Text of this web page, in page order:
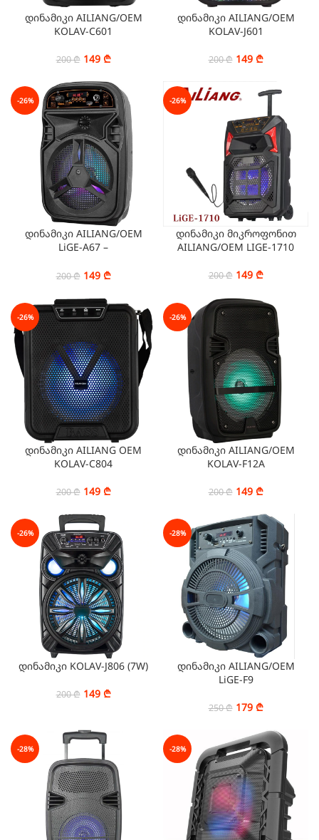
დინამიკი AILIANG/OEM
KOLAV-C601
200₾ 149 ₾
დინამიკი AILIANG/OEM
KOLAV-J601
200₾ 149 ₾
-26%
დინამიკი AILIANG/OEM
LiGE-A67 –
X
200₾ 149 ₾
-26%
დინამიკი მიკროფონით
AILIANG/OEM LIGE-1710
200₾ 149 ₾
-26%
დინამიკი AILIANG OEM
KOLAV-C804
200₾ 149 ₾
-26%
დინამიკი AILIANG/OEM
KOLAV-F12A
200₾ 149 ₾
-26%
დინამიკი KOLAV-J806 (7W)
200₾ 149 ₾
-28%
დინამიკი AILIANG/OEM
LiGE-F9
250₾ 179 ₾
-28% -28%